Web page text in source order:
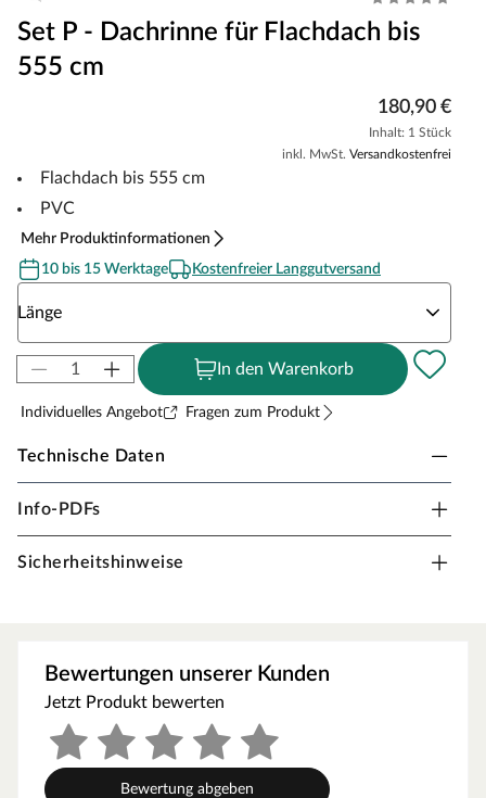
Set P - Dachrinne für Flachdach bis
555 cm
180,90 €
Inhalt: 1 Stück
inkl. MwSt. Versandkostenfrei
Flachdach bis 555 cm
PVC
Mehr Produktinformationen
10 bis 15 Werktage
Kostenfreier Langgutversand
Länge
In den Warenkorb
Individuelles Angebot Fragen zum Produkt
Technische Daten
Dachrinnenpaket für Flac
hdach/Pultdach - Garten
haus/Saunahaus bis 555 c
Material
Oberflächenbehandlung
keine Herstellerangabe vo
rhanden
Info-PDFs
Sicherheitshinweise
Bewertungen unserer Kunden
Jetzt Produkt bewerten
Bewertung abgeben